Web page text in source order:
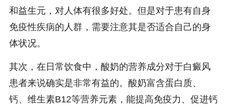
和益生元，对人体有很多好处。但是对于患有自身
免疫性疾病的人群，需要注意其是否适合自己的身
体状况。
其次，在日常饮食中，酸奶的营养成分对于白癜风
患者来说确实是非常有益的。酸奶富含蛋白质、
钙、维生素B12等营养元素，能提高免疫力、促进钙